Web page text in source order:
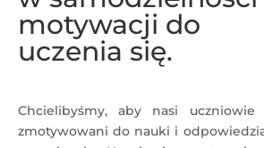
motywacji do
uczenia się.
Chcielibyśmy, aby nasi uczniowie
zmotywowani do nauki i